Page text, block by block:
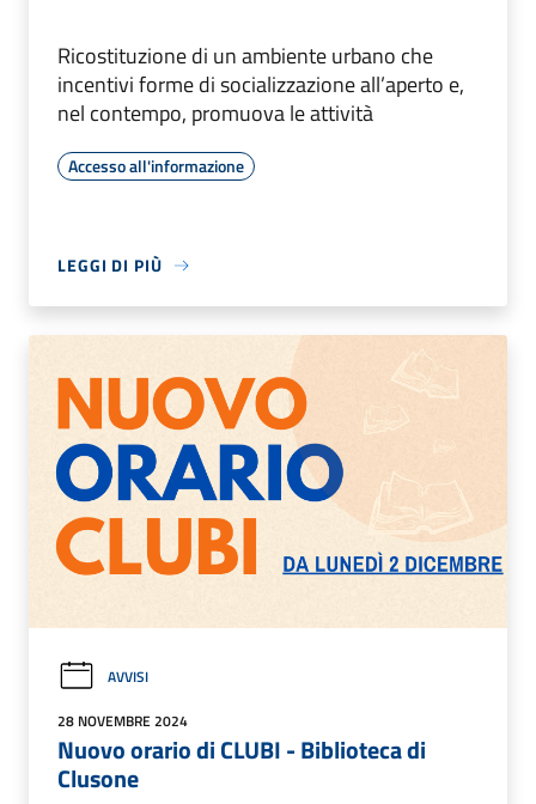
Ricostituzione di un ambiente urbano che
incentivi forme di socializzazione all’aperto e,
nel contempo, promuova le attività
Accesso all'informazione
LEGGI DI PIÙ
AVVISI
28 NOVEMBRE 2024
Nuovo orario di CLUBI - Biblioteca di
Clusone